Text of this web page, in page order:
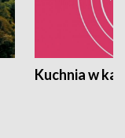
Kuchnia w